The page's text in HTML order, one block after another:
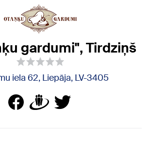
gardumi", Tirdziņš
iela 62, Liepāja, LV-3405